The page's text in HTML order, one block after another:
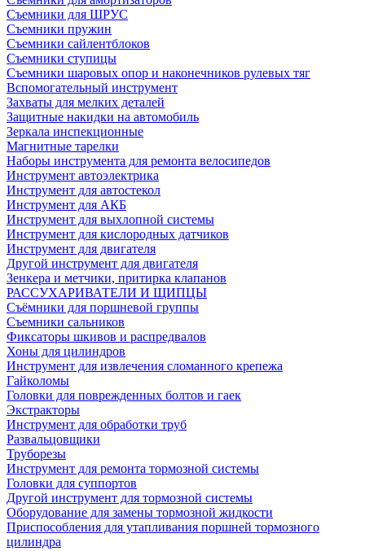
Съемники для ШРУС
Съемники пружин
Съемники сайлентблоков
Съемники ступицы
Съемники шаровых опор и наконечников рулевых тяг
Вспомогательный инструмент
Захваты для мелких деталей
Защитные накидки на автомобиль
Зеркала инспекционные
Магнитные тарелки
Наборы инструмента для ремонта велосипедов
Инструмент автоэлектрика
Инструмент для автостекол
Инструмент для АКБ
Инструмент для выхлопной системы
Инструмент для кислородных датчиков
Инструмент для двигателя
Другой инструмент для двигателя
Зенкера и метчики, притирка клапанов
РАССУХАРИВАТЕЛИ И ЩИПЦЫ
Съёмники для поршневой группы
Съемники сальников
Фиксаторы шкивов и распредвалов
Хоны для цилиндров
Инструмент для извлечения сломанного крепежа
Гайколомы
Головки для поврежденных болтов и гаек
Экстракторы
Инструмент для обработки труб
Развальцовщики
Труборезы
Инструмент для ремонта тормозной системы
Головки для суппортов
Другой инструмент для тормозной системы
Оборудование для замены тормозной жидкости
Приспособления для утапливания поршней тормозного
цилиндра